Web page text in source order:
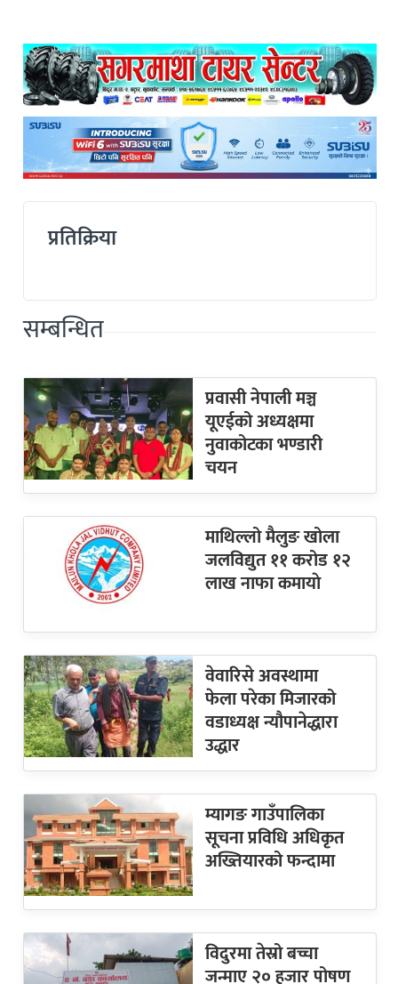
प्रतिक्रिया
सम्बन्धित
प्रवासी नेपाली मञ्च
यूएईको अध्यक्षमा
नुवाकोटका भण्डारी
चयन
माथिल्लो मैलुङ खोला
जलविद्युत ११ करोड १२
लाख नाफा कमायाे
वेवारिसे अवस्थामा
फेला परेका मिजारको
वडाध्यक्ष न्यौपानेद्धारा
उद्धार
म्यागङ गाउँपालिका
सूचना प्रविधि अधिकृत
अख्तियारको फन्दामा
विदुरमा तेस्रो बच्चा
जन्माए २० हजार पोषण